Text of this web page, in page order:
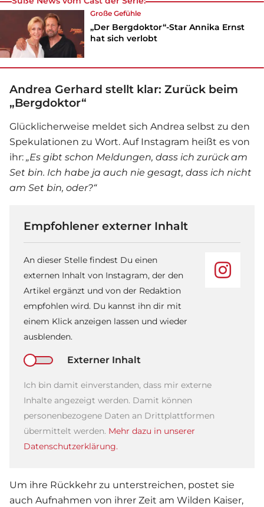
Große Gefühle
„Der Bergdoktor“-Star Annika Ernst
hat sich verlobt
Andrea Gerhard stellt klar: Zurück beim
„Bergdoktor“
Glücklicherweise meldet sich Andrea selbst zu den
Spekulationen zu Wort. Auf Instagram heißt es von
ihr: „Es gibt schon Meldungen, dass ich zurück am
Set bin. Ich habe ja auch nie gesagt, dass ich nicht
am Set bin, oder?“
Empfohlener externer Inhalt
An dieser Stelle findest Du einen
externen Inhalt von Instagram, der den
Artikel ergänzt und von der Redaktion
empfohlen wird. Du kannst ihn dir mit
einem Klick anzeigen lassen und wieder
ausblenden.
Externer Inhalt
Ich bin damit einverstanden, dass mir externe
Inhalte angezeigt werden. Damit können
personenbezogene Daten an Drittplattformen
übermittelt werden. Mehr dazu in unserer
Datenschutzerklärung.
Um ihre Rückkehr zu unterstreichen, postet sie
auch Aufnahmen von ihrer Zeit am Wilden Kaiser,